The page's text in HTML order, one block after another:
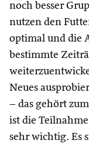
noch besser
nutzen den
optimal und die
bestimmte
Neues
– das gehört
ist die
sehr wichtig. Es